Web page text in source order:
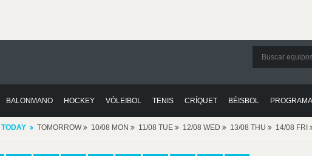
BALONMANO HOCKEY VÓLEIBOL TENIS CRÍQUET BÉISBOL
TODAY TOMORROW 10/08 MON 11/08 TUE 12/08 WED 13/08 THU 14/08 FRI